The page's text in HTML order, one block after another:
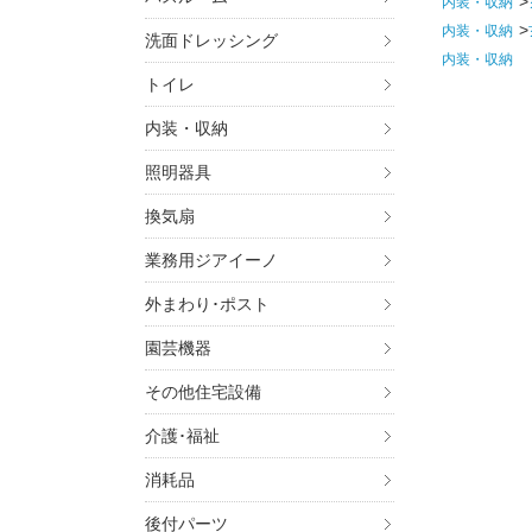
洗面ドレッシング
トイレ
内装・収納
照明器具
換気扇
業務用ジアイーノ
外まわり･ポスト
園芸機器
その他住宅設備
介護･福祉
消耗品
後付パーツ
内装・収納
内装・収納